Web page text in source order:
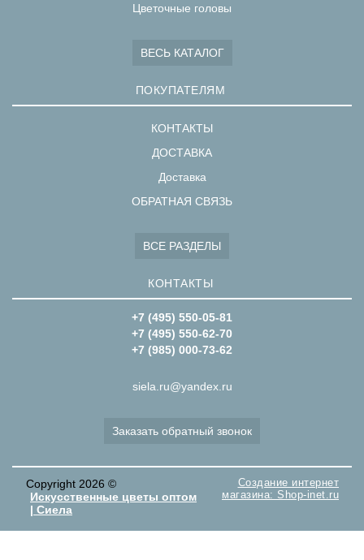
Цветочные головы
ВЕСЬ КАТАЛОГ
ПОКУПАТЕЛЯМ
КОНТАКТЫ
ДОСТАВКА
Доставка
ОБРАТНАЯ СВЯЗЬ
ВСЕ РАЗДЕЛЫ
КОНТАКТЫ
+7 (495) 550-05-81
+7 (495) 550-62-70
+7 (985) 000-73-62
siela.ru@yandex.ru
Заказать обратный звонок
Copyright 2026 ©
Искусственные цветы оптом
| Сиела
Создание интернет
магазина: Shop-inet.ru